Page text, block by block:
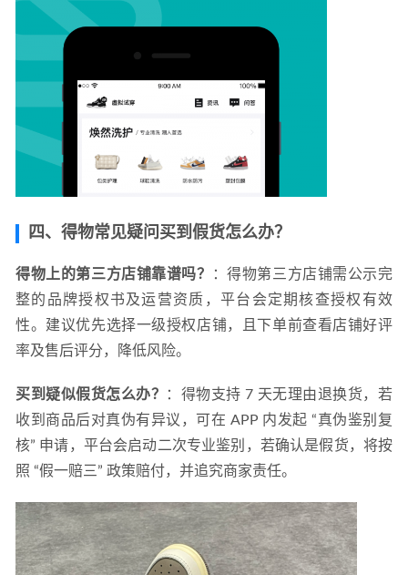
四、得物常见疑问买到假货怎么办？
得物上的第三方店铺靠谱吗？
：得物第三方店铺需公示完
整的品牌授权书及运营资质，平台会定期核查授权有效
性。建议优先选择一级授权店铺，且下单前查看店铺好评
率及售后评分，降低风险。
买到疑似假货怎么办？
：得物支持 7 天无理由退换货，若
收到商品后对真伪有异议，可在 APP 内发起 “真伪鉴别复
核” 申请，平台会启动二次专业鉴别，若确认是假货，将按
照 “假一赔三” 政策赔付，并追究商家责任。